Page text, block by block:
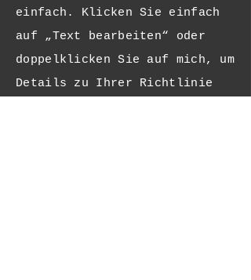
einfach. Klicken Sie einfach
auf „Text bearbeiten“ oder
doppelklicken Sie auf mich, um
Details zu Ihrer Richtlinie